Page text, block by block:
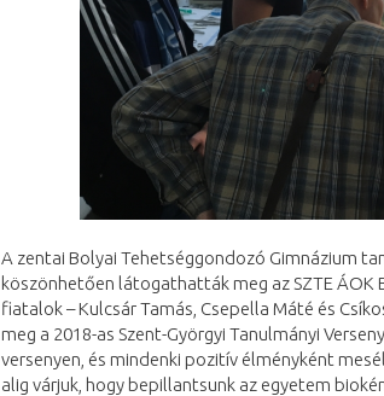
A zentai Bolyai Tehetséggondozó Gimnázium
köszönhetően látogathatták meg az SZTE
fiatalok – Kulcsár Tamás, Csepella Máté és
meg a 2018-as Szent-Györgyi Tanulmányi
versenyen, és mindenki pozitív élményként
alig várjuk, hogy bepillantsunk az egyetem